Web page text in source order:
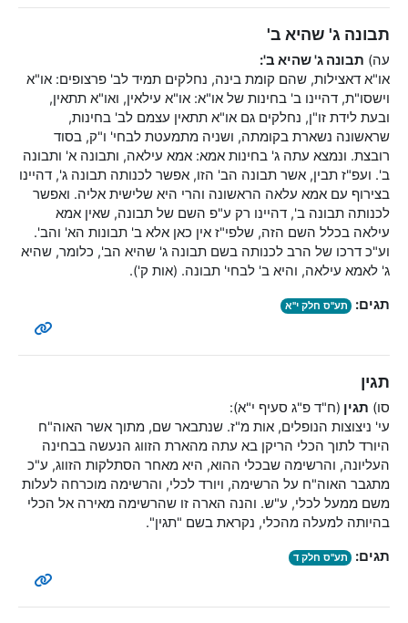
תבונה ג' שהיא ב'
עה) תבונה ג' שהיא ב':
או"א דאצילות, שהם קומת בינה, נחלקים תמיד לב' פרצופים: או"א
וישסו"ת, דהיינו ב' בחינות של או"א: או"א עילאין, ואו"א תתאין,
ובעת לידת זו"ן, נחלקים גם או"א תתאין עצמם לב' בחינות,
שראשונה נשארת בקומתה, ושניה מתמעטת לבחי' ו"ק, בסוד
רובצת. ונמצא עתה ג' בחינות אמא: אמא עילאה, ותבונה א' ותבונה
ב'. ועפ"ז תבין, אשר תבונה הב' הזו, אפשר לכנותה תבונה ג', דהיינו
בצירוף עם אמא עלאה הראשונה והרי היא שלישית אליה. ואפשר
לכנותה תבונה ב', דהיינו רק ע"פ השם של תבונה, שאין אמא
עילאה בכלל השם הזה, שלפי"ז אין כאן אלא ב' תבונות הא' והב'.
וע"כ דרכו של הרב לכנותה בשם תבונה ג' שהיא הב', כלומר, שהיא
ג' לאמא עילאה, והיא ב' לבחי' תבונה. (אות ק').
תגים: תע"ס חלק י"א
תגין
סו) תגין (ח"ד פ"ג סעיף י"א):
עי' ניצוצות הנופלים, אות מ"ז. שנתבאר שם, מתוך אשר האוה"ח
היורד לתוך הכלי הריקן בא עתה מהארת הזווג הנעשה בבחינה
העליונה, והרשימה שבכלי ההוא, היא מאחר הסתלקות הזווג, ע"כ
מתגבר האוה"ח על הרשימה, ויורד לכלי, והרשימה מוכרחה לעלות
משם ממעל לכלי, ע"ש. והנה הארה זו שהרשימה מאירה אל הכלי
בהיותה למעלה מהכלי, נקראת בשם "תגין".
תגים: תע"ס חלק ד